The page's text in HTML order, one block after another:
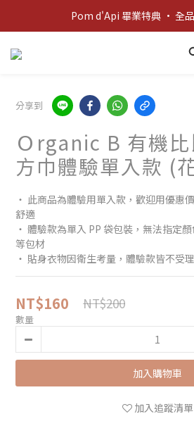
新客歡迎禮：輸入
Pom d'Api 畢業特典 · 全品
分享到
Ｏrganic B 有機
方巾體驗單入款 (
‧ 此商品為體驗用單入款，歡迎用優惠
舒適
‧ 體驗款為單入 PP 袋包裝，無法指定
等包材
‧ 貼身衣物因衛生考量，體驗款皆不受
NT$160 NT$200
數量
加入購物車
加入追蹤清單